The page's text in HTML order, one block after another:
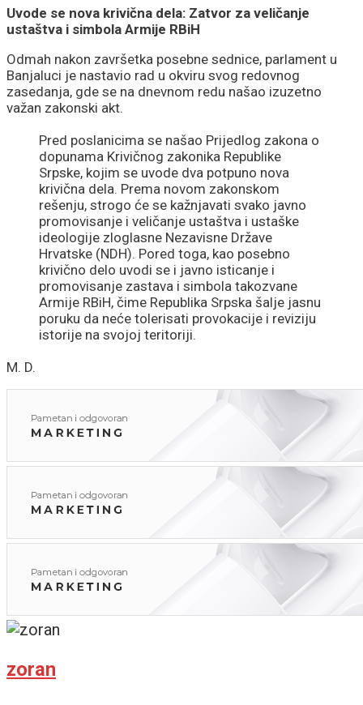
Uvode se nova krivična dela: Zatvor za veličanje
ustaštva i simbola Armije RBiH
Odmah nakon završetka posebne sednice, parlament u
Banjaluci je nastavio rad u okviru svog redovnog
zasedanja, gde se na dnevnom redu našao izuzetno
važan zakonski akt.
Pred poslanicima se našao Prijedlog zakona o
dopunama Krivičnog zakonika Republike
Srpske, kojim se uvode dva potpuno nova
krivična dela. Prema novom zakonskom
rešenju, strogo će se kažnjavati svako javno
promovisanje i veličanje ustaštva i ustaške
ideologije zloglasne Nezavisne Države
Hrvatske (NDH). Pored toga, kao posebno
krivično delo uvodi se i javno isticanje i
promovisanje zastava i simbola takozvane
Armije RBiH, čime Republika Srpska šalje jasnu
poruku da neće tolerisati provokacije i reviziju
istorije na svojoj teritoriji.
M. D.
zoran